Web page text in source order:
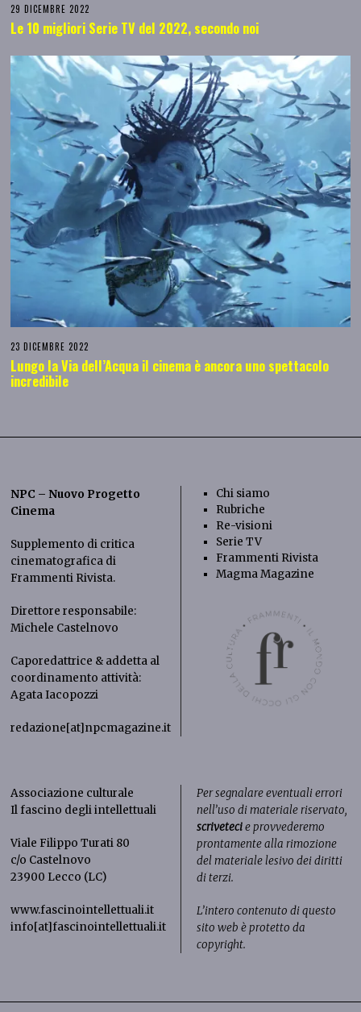
29 DICEMBRE 2022
Le 10 migliori Serie TV del 2022, secondo noi
23 DICEMBRE 2022
Lungo la Via dell’Acqua il cinema è ancora uno spettacolo
incredibile
NPC – Nuovo Progetto
Cinema
Supplemento di critica
cinematografica di
Frammenti Rivista.
Direttore responsabile:
Michele Castelnovo
Caporedattrice & addetta al
coordinamento attività:
Agata Iacopozzi
redazione[at]npcmagazine.it
Chi siamo
Rubriche
Re-visioni
Serie TV
Frammenti Rivista
Magma Magazine
Associazione culturale
Il fascino degli intellettuali
Viale Filippo Turati 80
c/o Castelnovo
23900 Lecco (LC)
www.fascinointellettuali.it
info[at]fascinointellettuali.it
Per segnalare eventuali errori
nell’uso di materiale riservato,
scrivetecie provvederemo
prontamente alla rimozione
del materiale lesivo dei diritti
di terzi.
L’intero contenuto di questo
sito web è protetto da
copyright.